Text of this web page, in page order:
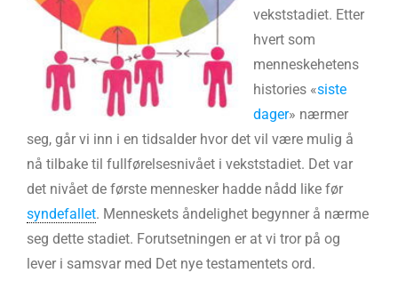
vekststadiet. Etter
hvert som
menneskehetens
histories «siste
dager» nærmer
seg, går vi inn i en tidsalder hvor det vil være mulig å
nå tilbake til fullførelsesnivået i vekststadiet. Det var
det nivået de første mennesker hadde nådd like før
syndefallet. Menneskets åndelighet begynner å nærme
seg dette stadiet. Forutsetningen er at vi tror på og
lever i samsvar med Det nye testamentets ord.